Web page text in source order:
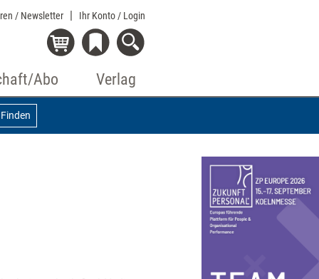
/ Newsletter Ihr Konto / Login
Abo Verlag
Finden